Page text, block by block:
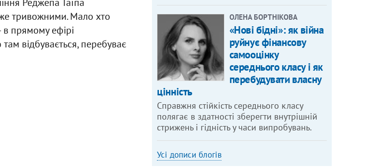
тривожними. Мало хто
прямому ефірі
відбувається, перебуває
ОЛЕНА БОРТНІКОВА
«Нові бідні»: як війна
руйнує фінансову
самооцінку
середнього класу і як
перебудувати власну
цінність
Справжня стійкість середнього класу
полягає в здатності зберегти внутрішній
стрижень і гідність у часи випробувань.
Усі дописи блогів